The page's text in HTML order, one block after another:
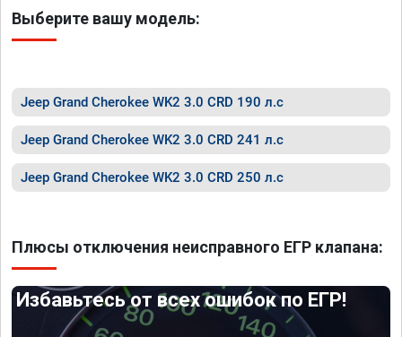
Выберите вашу модель:
Jeep Grand Cherokee WK2 3.0 CRD 190 л.с
Jeep Grand Cherokee WK2 3.0 CRD 241 л.с
Jeep Grand Cherokee WK2 3.0 CRD 250 л.с
Плюсы отключения неисправного ЕГР клапана:
Избавьтесь от всех ошибок по ЕГР!